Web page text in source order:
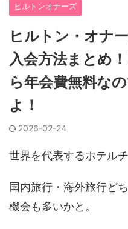
ヒルトンオナーズ
ヒルトン・オナ
入会方法まとめ
ら年会費無料な
よ！
2026-02-24
世界を代表するホテル
国内旅行・海外旅行ど
機会も多いかと。